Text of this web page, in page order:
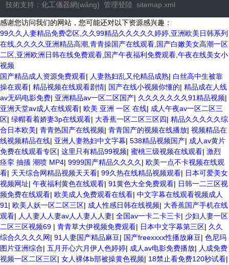
技術支持：化工儀器網(wǎng) 管理登陸 sitemap.xml
感谢您访问我们的网站，您可能还对以下资源感兴趣：
99久久人妻精品免费②区,久久99精品久久久久久婷婷,亚洲欧美日韩系列
在线,久久久久亚洲精品高潮,青青操国产在线观看,国产白嫩美女高潮一区
二区,亚洲欧洲日韩在线免费观看,国产午夜福利免费观看,午夜在线美女小
视频
国产精品成人资源免费观看| 人妻熟妇乱又伦精品成熟| 白丝高中生被靠
操在观看| 精品视频在线观看剧情| 国产在线小视频你懂的| 精品成在人线
av无码电影免费| 亚洲精品av一区二区国产| 久久久久久久久91精品视频|
亚洲天堂av成人在线观看| 欧美 亚洲 一区 在线| 成人午夜av一区二区三
区| 绿帽看着娇妻3p在线观看| 大香蕉一区二区三区四| 精品久久久久久综
合日本欧美| 青青热国产在线视频| 青青国产的视频在线播放| 视频精品在
线视频精品在线| 亚洲人妻熟妇中文字幕| 538精品视频国产| 成人av黄片
免费在线观看专区| 这里只有精品99视频| 蜜桃三级视频在线观看| 激烈
痉挛 抽搐 潮喷 MP4| 9999国产精品久久久久 | 欧美一点不卡视频在线观
看| 天天综合网精品视频天天看| 99久热在线精品视频观看| 日本可爱美女
视频网址| 午夜福利黄色在线观看| 91黄色大全免费观看| 日韩一二三区视
频免费在线观看| 欧美成人免费观看在线看| 中文字幕在线观看视频成人
91 | 欧美人妖一区二区三区| 成人性感日韩在线视频| 大香蕉国产手机在线
观看| 人人妻人人妻av人人妻人人妻| 全国av一卡二卡三卡| 少妇人妻一区
二区三区视频69 | 青青草大伊视频免费观看| 日本中文字幕第三区| 久久
综合久久久久网| 91人妻国产精品麻豆| 国产freexxxx性播放麻豆| 色尼玛
图片亚洲综合| 五月开心六月伊人色婷婷| 成人av电影免费播放| 人成免费
视频一区二区三区| 女人裸体b部被操黄色视频| 18禁止看免费120秒试看|